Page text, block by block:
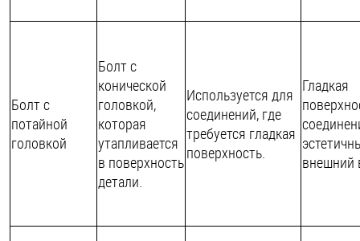
Болт с
потайной
головкой
Болт с
конической
головкой,
которая
утапливается
в поверхность
детали.
Используется для
соединений, где
требуется гладкая
поверхность.
Гладкая
внешний